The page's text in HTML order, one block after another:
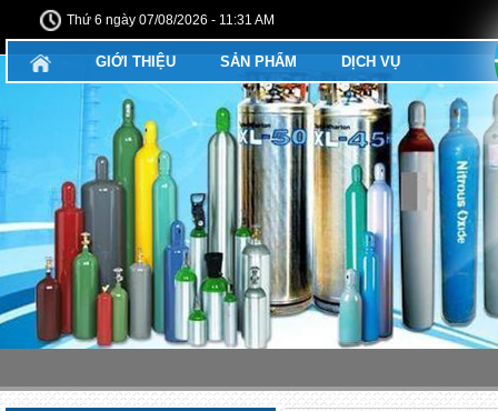
Thứ 6 ngày 07/08/2026 - 11:31 AM
GIỚI THIỆU SẢN PHẨM DỊCH VỤ